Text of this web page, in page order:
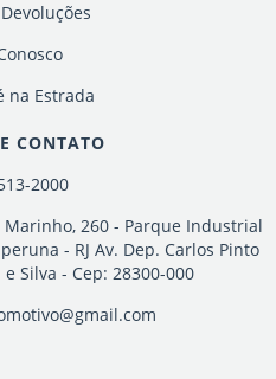
na Estrada
CONTATO
2000
Marinho, 260 - Parque Industrial
- RJ Av. Dep. Carlos Pinto
Silva - Cep: 28300-000